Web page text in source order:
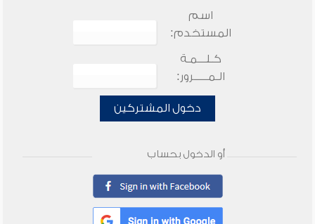
اسم
المستخدم:
كـلـــمـة
الـمـــــرور:
دخول المشتركين
أو الدخول بحساب